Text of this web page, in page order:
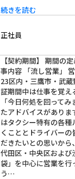
続きを読む
正社員
【契約期間】 期間の
事内容 「流し営業」
23区内・三鷹市・武
証期間中は仕事を覚え
「今日何処を回って
たアドバイスがありま
はタクシー特有の各種
くこととドライバー
だきたいとの思いから
代田区・中央区および
袋」を中心に営業を行
う…